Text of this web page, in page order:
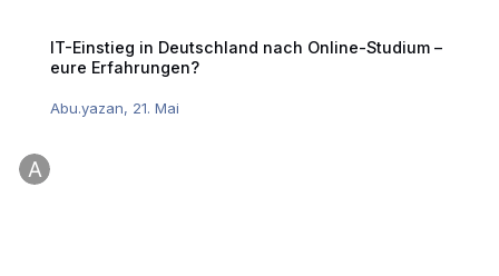
IT-Einstieg in Deutschland nach Online-Studium –
eure Erfahrungen?
Abu.yazan, 21. Mai